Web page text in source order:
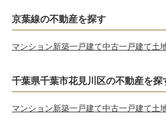
京葉線の不動産を探す
マンション新築一戸建て中古一戸建て土
千葉県千葉市花見川区の不動産を探
マンション新築一戸建て中古一戸建て土